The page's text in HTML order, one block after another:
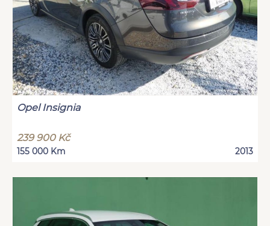
Opel Insignia
239 900 Kč
155 000 Km 2013